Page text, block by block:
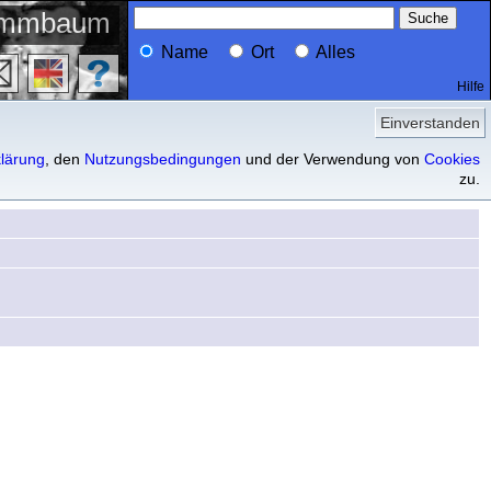
Einverstanden
, den Nutzungsbedingungen und der Verwendung von Cookies
zu.
Name Ort Alles
Hilfe
Nachfahren